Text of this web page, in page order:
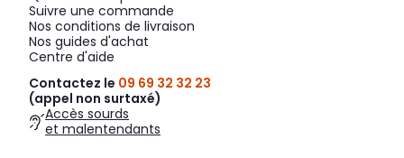
Suivre une commande
Nos conditions de livraison
Nos guides d'achat
Centre d'aide
Contactez le 09 69 32 32 23
(appel non surtaxé)
Accès sourds
et malentendants